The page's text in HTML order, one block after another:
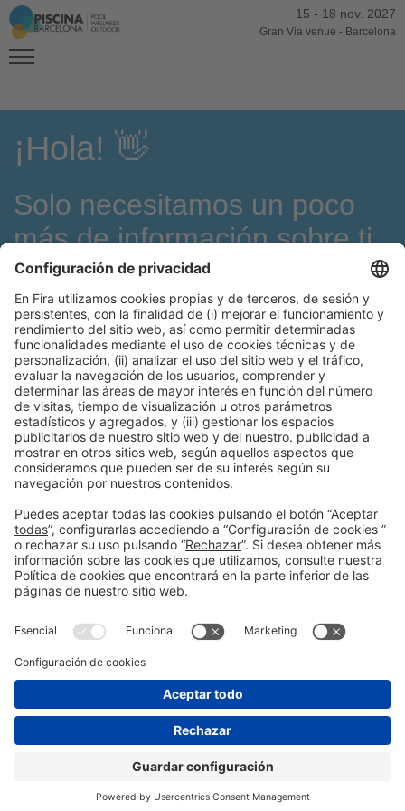
15 - 18 nov. 2027
Gran Via venue - Barcelona
¡Hola! 👋
Solo necesitamos un poco
más de información sobre ti
actividades pensadas para todos los sectores. Indícanos el tuyo
y la siguiente información que recibas ya estará personalizada
para ti.
Información general
Aviso legal
Política de cookies
#PISCINABARCELONA
en las redes sociales
© 2024 Fira de Barcelona
Instagram?